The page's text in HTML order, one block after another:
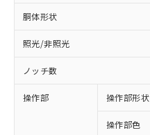
胴体形状
照光/非照光
ノッチ数
操作部 操作部形状
操作部色